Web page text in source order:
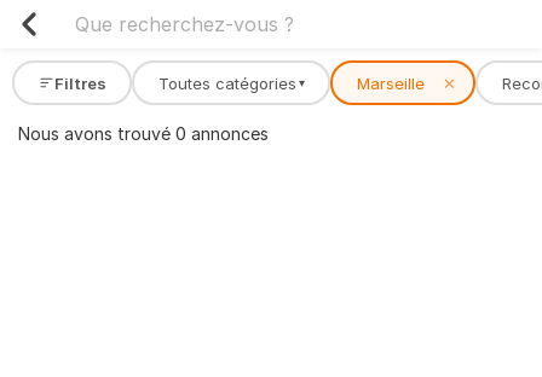
Filtres Toutes catégories ▾ Marseille ✕
Nous avons trouvé 0 annonces